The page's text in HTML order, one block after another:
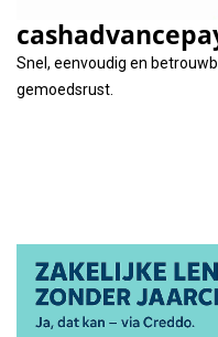
Snel, eenvoudig en
gemoedsrust.